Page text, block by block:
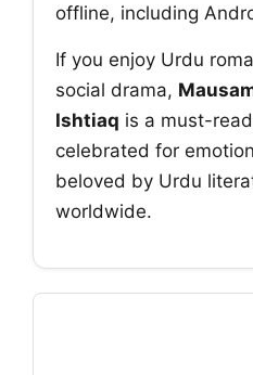
offline, including
If you enjoy Urdu
social drama,
Ishtiaq is a must-
celebrated for
beloved by Urdu
worldwide.